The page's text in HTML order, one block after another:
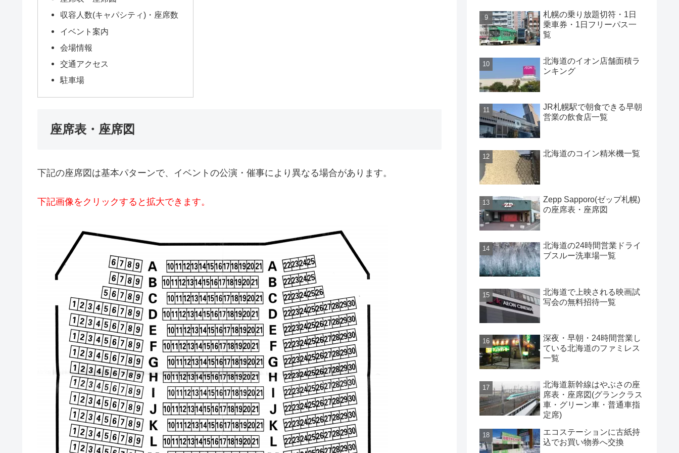
収容人数(キャパシティ)・座席数
イベント案内
会場情報
交通アクセス
駐車場
座席表・座席図
下記の座席図は基本パターンで、イベントの公演・催事により異なる場合があります。
下記画像をクリックすると拡大できます。
札幌の乗り放題切符・1日
乗車券・1日フリーパス一
覧
北海道のイオン店舗面積ラ
ンキング
JR札幌駅で朝食できる早朝
営業の飲食店一覧
北海道のコイン精米機一覧
Zepp Sapporo(ゼップ札幌)
の座席表・座席図
北海道の24時間営業ドライ
ブスルー洗車場一覧
北海道で上映される映画試
写会の無料招待一覧
深夜・早朝・24時間営業し
ている北海道のファミレス
一覧
北海道新幹線はやぶさの座
席表・座席図(グランクラス
車・グリーン車・普通車指
定席)
エコステーションに古紙持
込でお買い物券へ交換